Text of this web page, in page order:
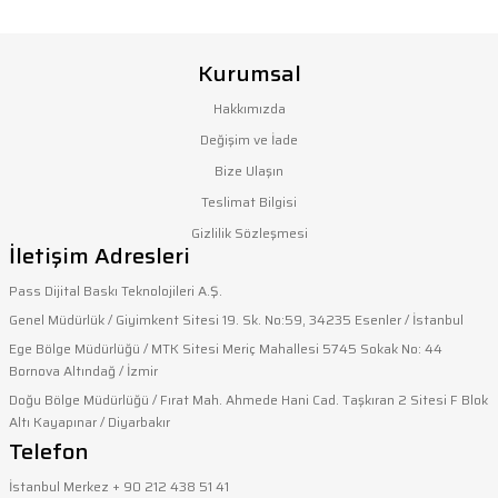
konularda yetersiz gördüğünüz noktaları öneri formunu
kullanarak tarafımıza iletebilirsiniz.
Görüş ve önerileriniz için teşekkür ederiz.
Ürün resmi kalitesiz, bozuk veya görüntülenemiyor.
Ürün açıklamasında eksik bilgiler bulunuyor.
Ürün bilgilerinde hatalar bulunuyor.
Ürün fiyatı diğer sitelerden daha pahalı.
Bu ürüne benzer farklı alternatifler olmalı.
Kurumsal
Hakkımızda
Değişim ve İade
Bize Ulaşın
Teslimat Bilgisi
Gizlilik Sözleşmesi
İletişim Adresleri
Pass Dijital Baskı Teknolojileri A.Ş.
Genel Müdürlük / Giyimkent Sitesi 19. Sk. No:59, 34235 Esenler / İstanbul
Ege Bölge Müdürlüğü / MTK Sitesi Meriç Mahallesi 5745 Sokak No: 44
Bornova Altındağ / İzmir
Doğu Bölge Müdürlüğü / Fırat Mah. Ahmede Hani Cad. Taşkıran 2 Sitesi F Blok
Altı Kayapınar / Diyarbakır
Telefon
İstanbul Merkez + 90 212 438 51 41